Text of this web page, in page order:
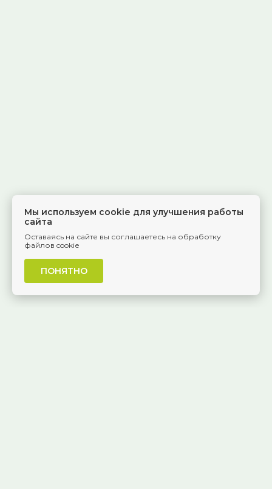
Мы используем cookie для улучшения работы
сайта
Оставаясь на сайте вы соглашаетесь на обработку
файлов cookie
ПОНЯТНО